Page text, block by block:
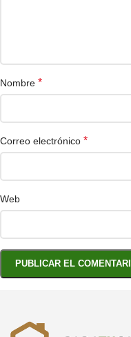
Nombre *
Correo electrónico *
Web